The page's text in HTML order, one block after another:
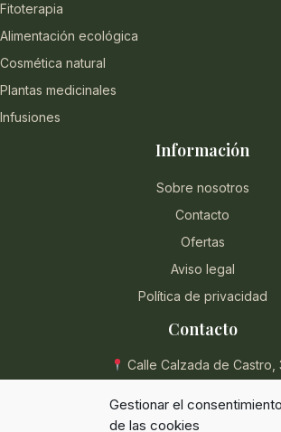
Gestionar el consentimiento
de las cookies
Fitoterapia
Alimentación ecológica
Cosmética natural
Plantas medicinales
Infusiones
Información
Sobre nosotros
Contacto
Ofertas
Aviso legal
Política de privacidad
Contacto
Calle Calzada de Castro,
950 854 715